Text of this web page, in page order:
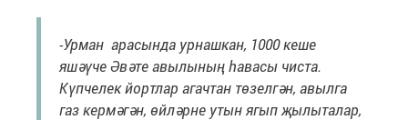
-Урман арасында урнашкан, 1000 кеше
яшәүче Әвәте авылының һавасы чиста.
Күпчелек йортлар агачтан төзелгән, авылга
газ кермәгән, өйләрне утын ягып җылыталар,